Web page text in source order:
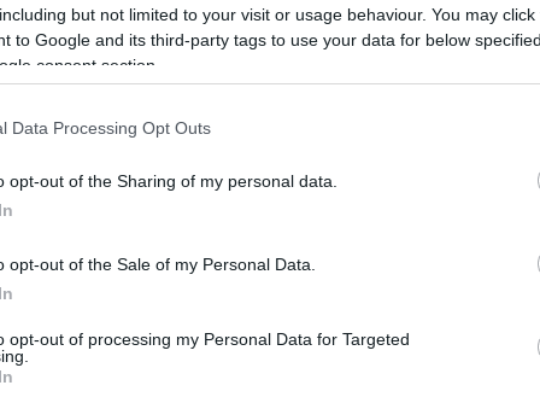
but not limited to your visit or usage behaviour. You may
to Google and its third-party tags to use your data for below
consent section.
Data Processing Opt Outs
opt-out of the Sharing of my personal data.
opt-out of the Sale of my Personal Data.
opt-out of processing my Personal Data for Targeted
για τηνέβδομη από τις οχτώ κατακτήσεις
ρωσικής ομάδας(1961, 1963, 1969, 1971,
από τις δύο στην καριέρα του ως head
μανάδες των παικτών να τους εύχονται
τζάμπολ.